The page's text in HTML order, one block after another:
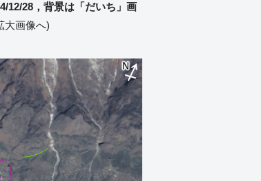
12/28，背景は「だいち」画
大画像へ)